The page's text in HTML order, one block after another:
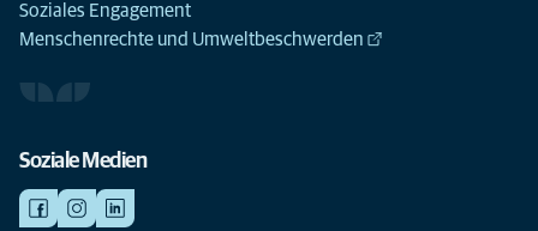
Soziales Engagement
Menschenrechte und Umweltbeschwerden
Soziale Medien